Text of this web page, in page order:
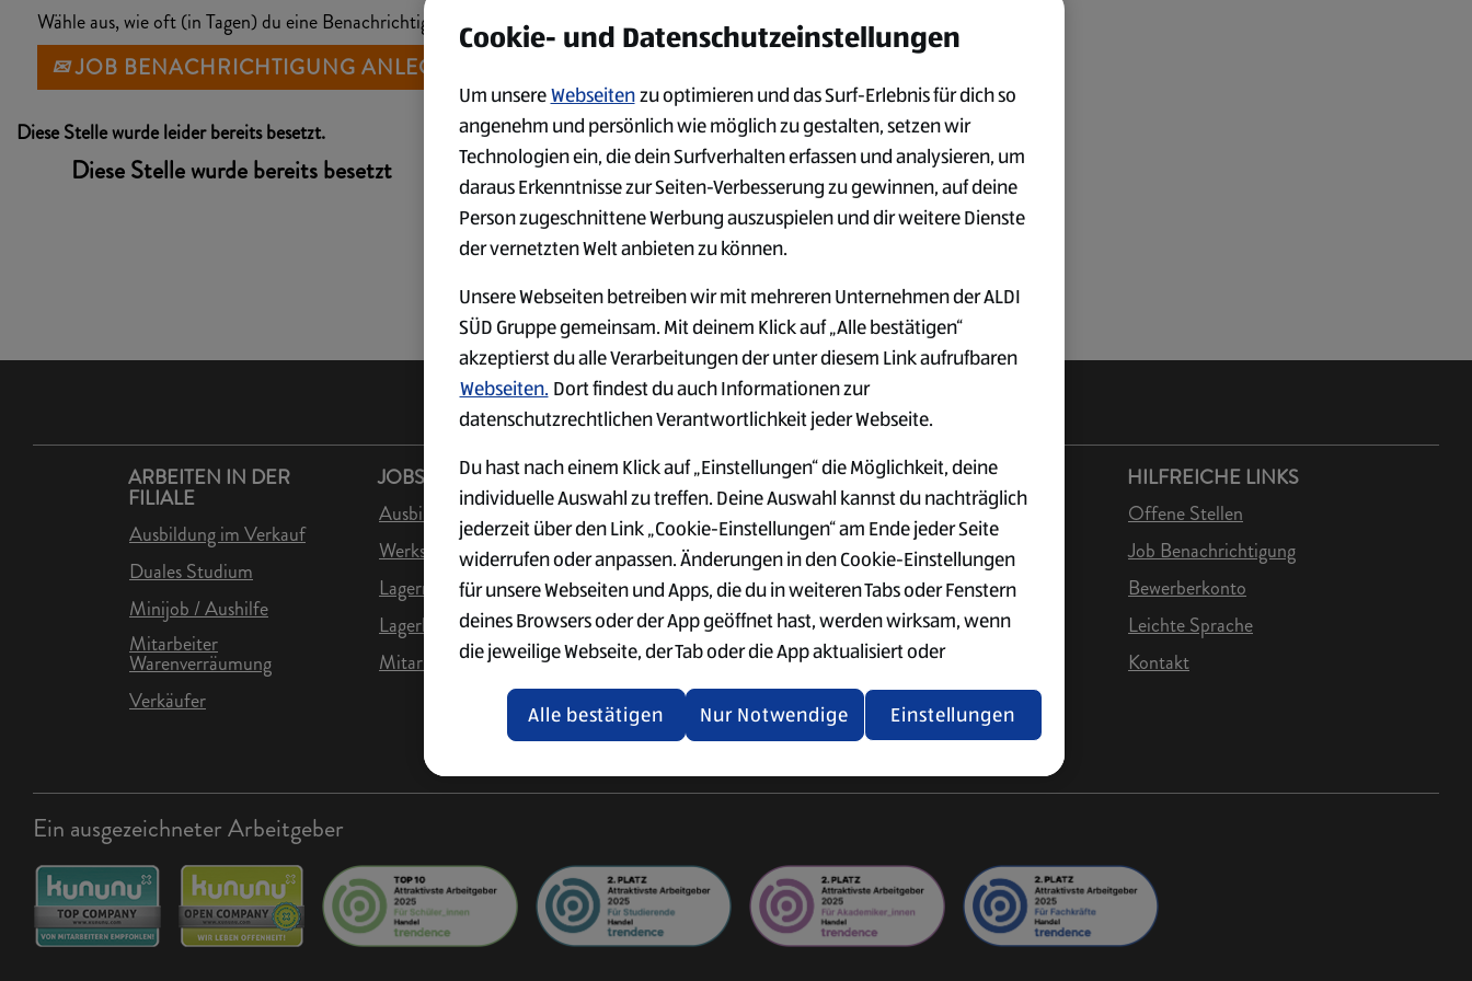
Wähle aus, wie oft (in Tagen) du eine Benachrichtigung erhalten möchtest:
JOB BENACHRICHTIGUNG ANLEGEN
Diese Stelle wurde leider bereits besetzt.
Diese Stelle wurde bereits besetzt
ARBEITEN IN DER
FILIALE
Ausbildung im Verkauf
Duales Studium
Minijob / Aushilfe
Mitarbeiter
Warenverräumung
Verkäufer
JOBS IM LAGER
Ausbildung in der Logistik
Werkstudent Logistik
Lagermitarbeiter
Lagerhelfer
Mitarbeiter Logistik
JOBS IN DER
VERWALTUNG
Ausbildung im Büro
Einkauf & Qualitätswesen
Supply Chain Management
IT
Einstiegsmöglichkeiten
ARBEITGEBER ALDI
SÜD
Vorteile
Gehalt
Standorte
Bewerbung
Internationale Karriere
HILFREICHE LINKS
Offene Stellen
Job Benachrichtigung
Bewerberkonto
Leichte Sprache
Kontakt
Ein ausgezeichneter Arbeitgeber
Cookie- und Datenschutzeinstellungen
Um unsereWebseitenzu optimieren und das Surf-Erlebnis für dich so
angenehm und persönlich wie möglich zu gestalten, setzen wir
Technologien ein, die dein Surfverhalten erfassen und analysieren, um
daraus Erkenntnisse zur Seiten-Verbesserung zu gewinnen, auf deine
Person zugeschnittene Werbung auszuspielen und dir weitere Dienste
der vernetzten Welt anbieten zu können.
Unsere Webseiten betreiben wir mit mehreren Unternehmen der ALDI
SÜD Gruppe gemeinsam. Mit deinem Klick auf „Alle bestätigen“
akzeptierst du alle Verarbeitungen der unter diesem Link aufrufbaren
Webseiten. Dort findest du auch Informationen zur
datenschutzrechtlichen Verantwortlichkeit jeder Webseite.
Du hast nach einem Klick auf „Einstellungen“ die Möglichkeit, deine
individuelle Auswahl zu treffen. Deine Auswahl kannst du nachträglich
jederzeit über den Link „Cookie-Einstellungen“ am Ende jeder Seite
widerrufen oder anpassen. Änderungen in den Cookie-Einstellungen
für unsere Webseiten und Apps, die du in weiteren Tabs oder Fenstern
deines Browsers oder der App geöffnet hast, werden wirksam, wenn
die jeweilige Webseite, der Tab oder die App aktualisiert oder
geschlossen und anschließend wieder geöffnet werden.
Weitere Informationen stellen wir dir in unserer Datenschutzerklärung
Einstellungen
Nur Notwendige
Alle bestätigen